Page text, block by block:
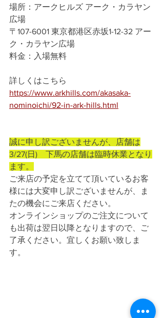
場所：アークヒルズ アーク・カラヤン
広場
〒107-6001 東京都港区赤坂1-12-32 アー
ク・カラヤン広場
料金：入場無料
詳しくはこちら
https://www.arkhills.com/akasaka-
nominoichi/92-in-ark-hills.html
誠に申し訳ございませんが、店舗は
3/27(日)　下馬の店舗は臨時休業となり
ます。
ご来店の予定を立てて頂いているお客
様には大変申し訳ございませんが、ま
たの機会にご来店ください。
オンラインショップのご注文について
も出荷は翌日以降となりますので、ご
了承ください。宜しくお願い致しま
す。